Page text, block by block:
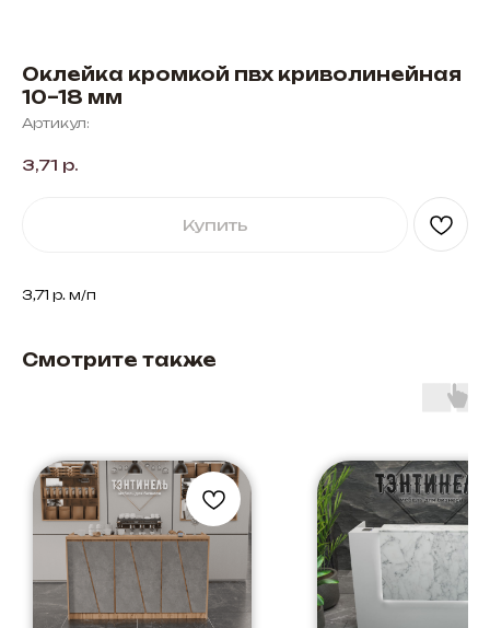
Оклейка кромкой пвх криволинейная
10–18 мм
Артикул:
3,71 р.
Купить
3,71 р. м/п
Смотрите также